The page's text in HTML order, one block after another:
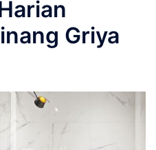
Griya